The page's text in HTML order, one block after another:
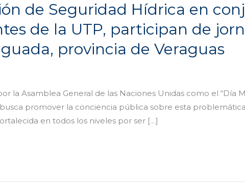
de Seguridad Hídrica en
de la UTP, participan de
provincia de Veraguas
la Asamblea General de las Naciones Unidas como el “Día
promover la conciencia pública sobre esta
en todos los niveles por ser […]